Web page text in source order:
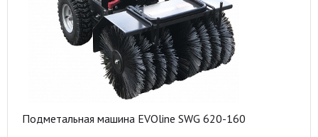
Подметальная машина EVOline SWG 620-160